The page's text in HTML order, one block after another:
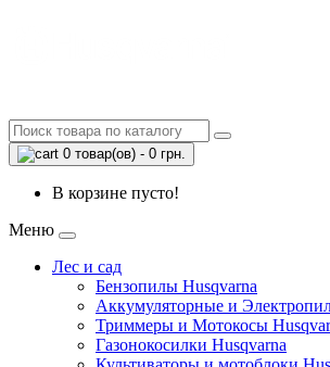
0 товар(ов) - 0 грн.
В корзине пусто!
Меню
Лес и сад
Бензопилы Husqvarna
Аккумуляторные и
Триммеры и Мотокосы
Газонокосилки Husqvarna